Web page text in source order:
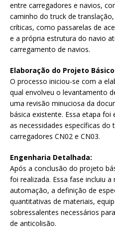
entre carregadores e navios,
caminho do truck de
críticas, como passarelas de
e a própria estrutura do navio
carregamento de navios.
Elaboração do Projeto
O processo iniciou-se com a
qual envolveu o levantamento
uma revisão minuciosa da
básica existente. Essa etapa foi
as necessidades específicas
carregadores CN02 e CN03.
Engenharia Detalhada:
Após a conclusão do projeto
foi realizada. Essa fase incluiu
automação, a definição de
quantitativas de materiais,
sobressalentes necessários
de anticolisão.